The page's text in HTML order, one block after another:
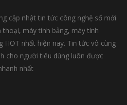
cập nhật tin tức công nghệ số mới
thoại, máy tính bảng, máy tính
HOT nhất hiện nay. Tin tức vô cùng
cho người tiêu dùng luôn được
nhất